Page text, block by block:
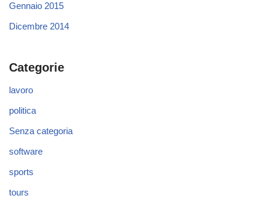
Gennaio 2015
Dicembre 2014
Categorie
lavoro
politica
Senza categoria
software
sports
tours